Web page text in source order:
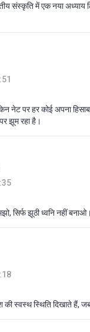
संस्कृति में एक नया
नेट पर हर कोई अपना
झूम रहा है।
झूठी ध्वनि नहीं
की स्वस्थ स्थिति दिखाते